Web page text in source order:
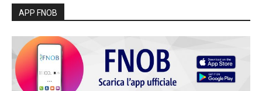
APP FNOB